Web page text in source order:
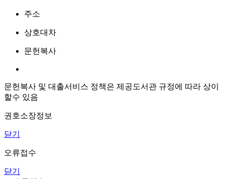
주소
상호대차
문헌복사
문헌복사 및 대출서비스 정책은 제공도서관 규정에 따라 상이
할수 있음
권호소장정보
닫기
오류접수
닫기